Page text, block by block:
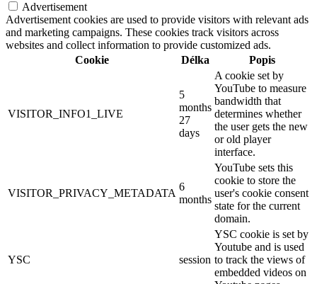
Advertisement
Advertisement cookies are used to provide visitors with relevant ads
and marketing campaigns. These cookies track visitors across
websites and collect information to provide customized ads.
Cookie
Délka Popis
VISITOR_INFO1_LIVE
5
months
27
days
A cookie set by
YouTube to measure
bandwidth that
determines whether
the user gets the new
or old player
interface.
VISITOR_PRIVACY_METADATA
6
months
YouTube sets this
cookie to store the
user's cookie consent
state for the current
domain.
YSC session
YSC cookie is set by
Youtube and is used
to track the views of
embedded videos on